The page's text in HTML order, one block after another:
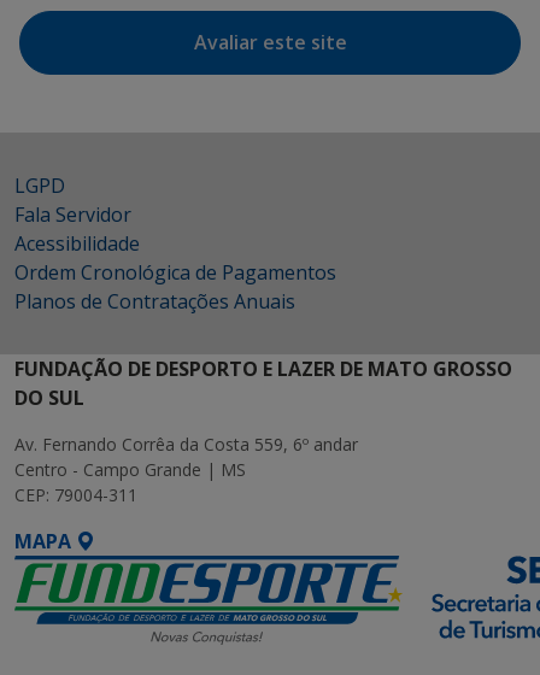
Avaliar este site
LGPD
Fala Servidor
Acessibilidade
Ordem Cronológica de Pagamentos
Planos de Contratações Anuais
FUNDAÇÃO DE DESPORTO E LAZER DE MATO GROSSO
DO SUL
Av. Fernando Corrêa da Costa 559, 6º andar
Centro - Campo Grande | MS
CEP: 79004-311
MAPA